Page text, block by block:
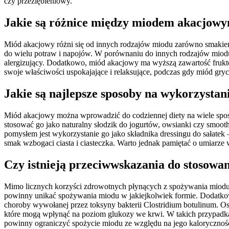
Jakie są różnice między miodem
Miód akacjowy różni się od innych rodzajów miodu zarówno
do wielu potraw i napojów. W porównaniu do innych rodzajów
alergizujący. Dodatkowo, miód akacjowy ma wyższą zawartość
swoje właściwości uspokajające i relaksujące, podczas gdy miód
Jakie są najlepsze sposoby na
Miód akacjowy można wprowadzić do codziennej diety na wiele
stosować go jako naturalny słodzik do jogurtów, owsianki czy
pomysłem jest wykorzystanie go jako składnika dressingu do
smak wzbogaci ciasta i ciasteczka. Warto jednak pamiętać o
Czy istnieją przeciwwskazania do
Mimo licznych korzyści zdrowotnych płynących z spożywania
powinny unikać spożywania miodu w jakiejkolwiek formie.
choroby wywołanej przez toksyny bakterii Clostridium botulinum.
które mogą wpłynąć na poziom glukozy we krwi. W takich
powinny ograniczyć spożycie miodu ze względu na jego